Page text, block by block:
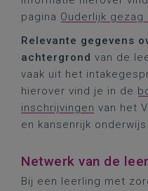
pagina Ouderlijk
Relevante gegevens
achtergrond van de
vaak uit het
hierover vind je in de
inschrijvingen van het
en kansenrijk onderwijs.
Netwerk van de
Bij een leerling met